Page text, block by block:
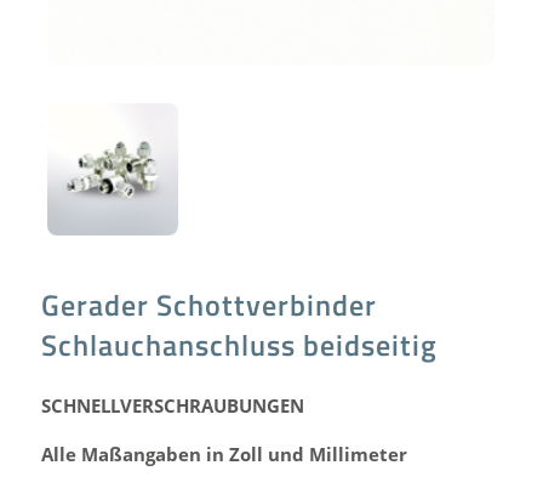
Gerader Schottverbinder
Schlauchanschluss beidseitig
SCHNELLVERSCHRAUBUNGEN
Alle Maßangaben in Zoll und Millimeter